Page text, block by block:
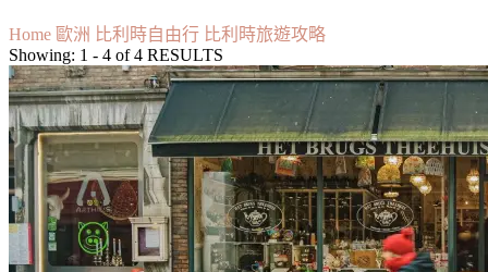
Home 歐洲 比利時自由行 比利時旅遊攻略
Showing: 1 - 4 of 4 RESULTS